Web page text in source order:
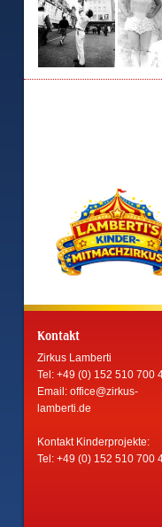
Kontakt
Zirkus Lamberti
Tel: +49 (0) 152 510 700
Email:office@zirkus-
lamberti.de
Kontakt Kinderprojekte:
Tel: +49 (0) 152 510 700